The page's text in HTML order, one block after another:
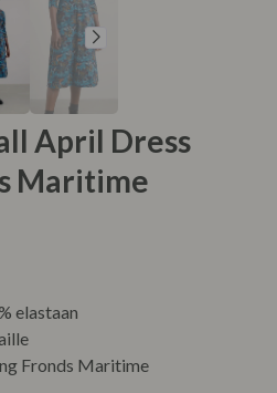
April Dress
Maritime
elastaan
Fronds Maritime